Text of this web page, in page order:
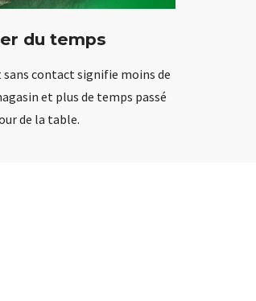
du temps
sans contact signifie moins de
et plus de temps passé
de la table.